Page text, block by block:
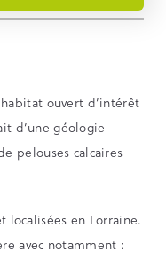
ouvert d’intérêt
d’une géologie
pelouses calcaires
localisées en Lorraine.
avec notamment :